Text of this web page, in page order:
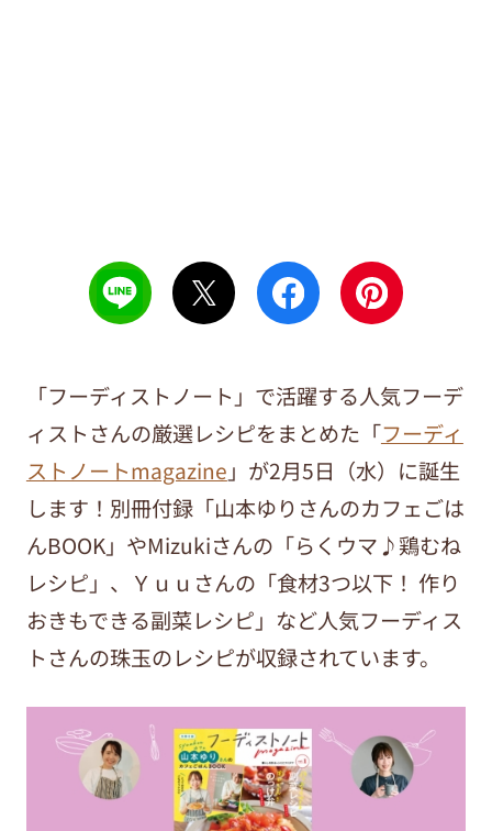
「フーディストノート」で活躍する人気フーデ
ィストさんの厳選レシピをまとめた「フーディ
ストノートmagazine 」が2月5日（水）に誕生
します！別冊付録「山本ゆりさんのカフェごは
んBOOK」やMizukiさんの「らくウマ♪鶏むね
レシピ」、Ｙｕｕさんの「食材3つ以下！ 作り
おきもできる副菜レシピ」など人気フーディス
トさんの珠玉のレシピが収録されています。